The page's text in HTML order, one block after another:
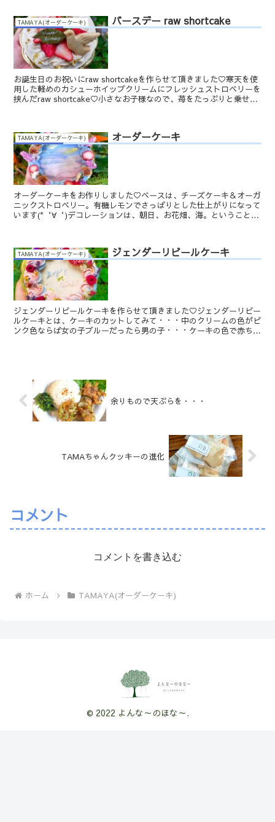
TAMAYA(オーダーケーキ) バースデー raw shortcake
お誕生日のお祝いにraw shortcakeを作らせて頂きました♡寒天を使
用した軽めのカシューホイップクリームにフレッシュストロベリーを
挟んだraw shortcake♡小さなお子様なので、苺をたっぷりと乗せ
TAMAYA(オーダーケーキ) オーダーケーキ
オーダーケーキをお作りしました♡ベースは、チーズケーキ＆オーガ
ニックストロベリー。有機レモンでさっぱりとした仕上がりになって
います(*‘∀‘)デコレーションは、朝日、お花畑、海。ということ
TAMAYA(オーダーケーキ) ジェンダーリビールケーキ
ジェンダーリビールケーキを作らせて頂きました♡ジェンダーリビー
ルケーキとは、ケーキのカットしてみて・・・中のクリームの色がピ
ンク色ならば女の子ブルーだったら男の子・・・ケーキの色で赤ちゃ
余りもので天ぷらを・・・
TAMAちゃんクッキーの進化
コメント
コメントを書き込む
ホーム TAMAYA(オーダーケーキ)
© 2022 よんな～のほな～.